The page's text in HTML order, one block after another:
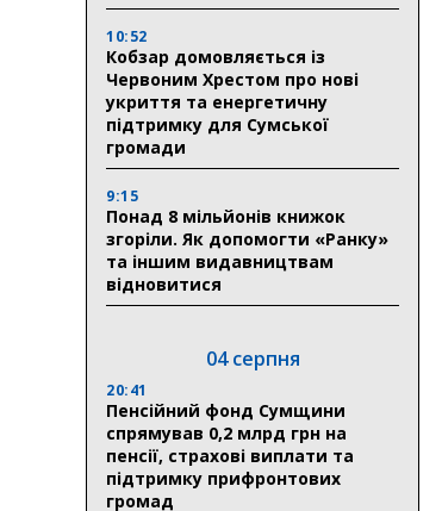
10:52
Кобзар домовляється із
Червоним Хрестом про нові
укриття та енергетичну
підтримку для Сумської
громади
9:15
Понад 8 мільйонів книжок
згоріли. Як допомогти «Ранку»
та іншим видавництвам
відновитися
04 серпня
20:41
Пенсійний фонд Сумщини
спрямував 0,2 млрд грн на
пенсії, страхові виплати та
підтримку прифронтових
громад